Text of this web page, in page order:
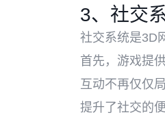
3、社交
社交系统是3D
首先，游戏提
互动不再仅仅
提升了社交的